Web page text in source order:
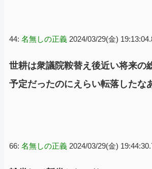
44: 名無しの正義 2024/03/29(金)
世耕は衆議院鞍替え後近い将来の
予定だったのにえらい転落したな
66: 名無しの正義 2024/03/29(金)